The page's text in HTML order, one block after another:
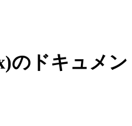
のドキュメ